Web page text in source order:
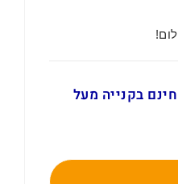
הבית חינם בקנייה מעל